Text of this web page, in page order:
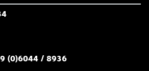
(0)6044 / 8936